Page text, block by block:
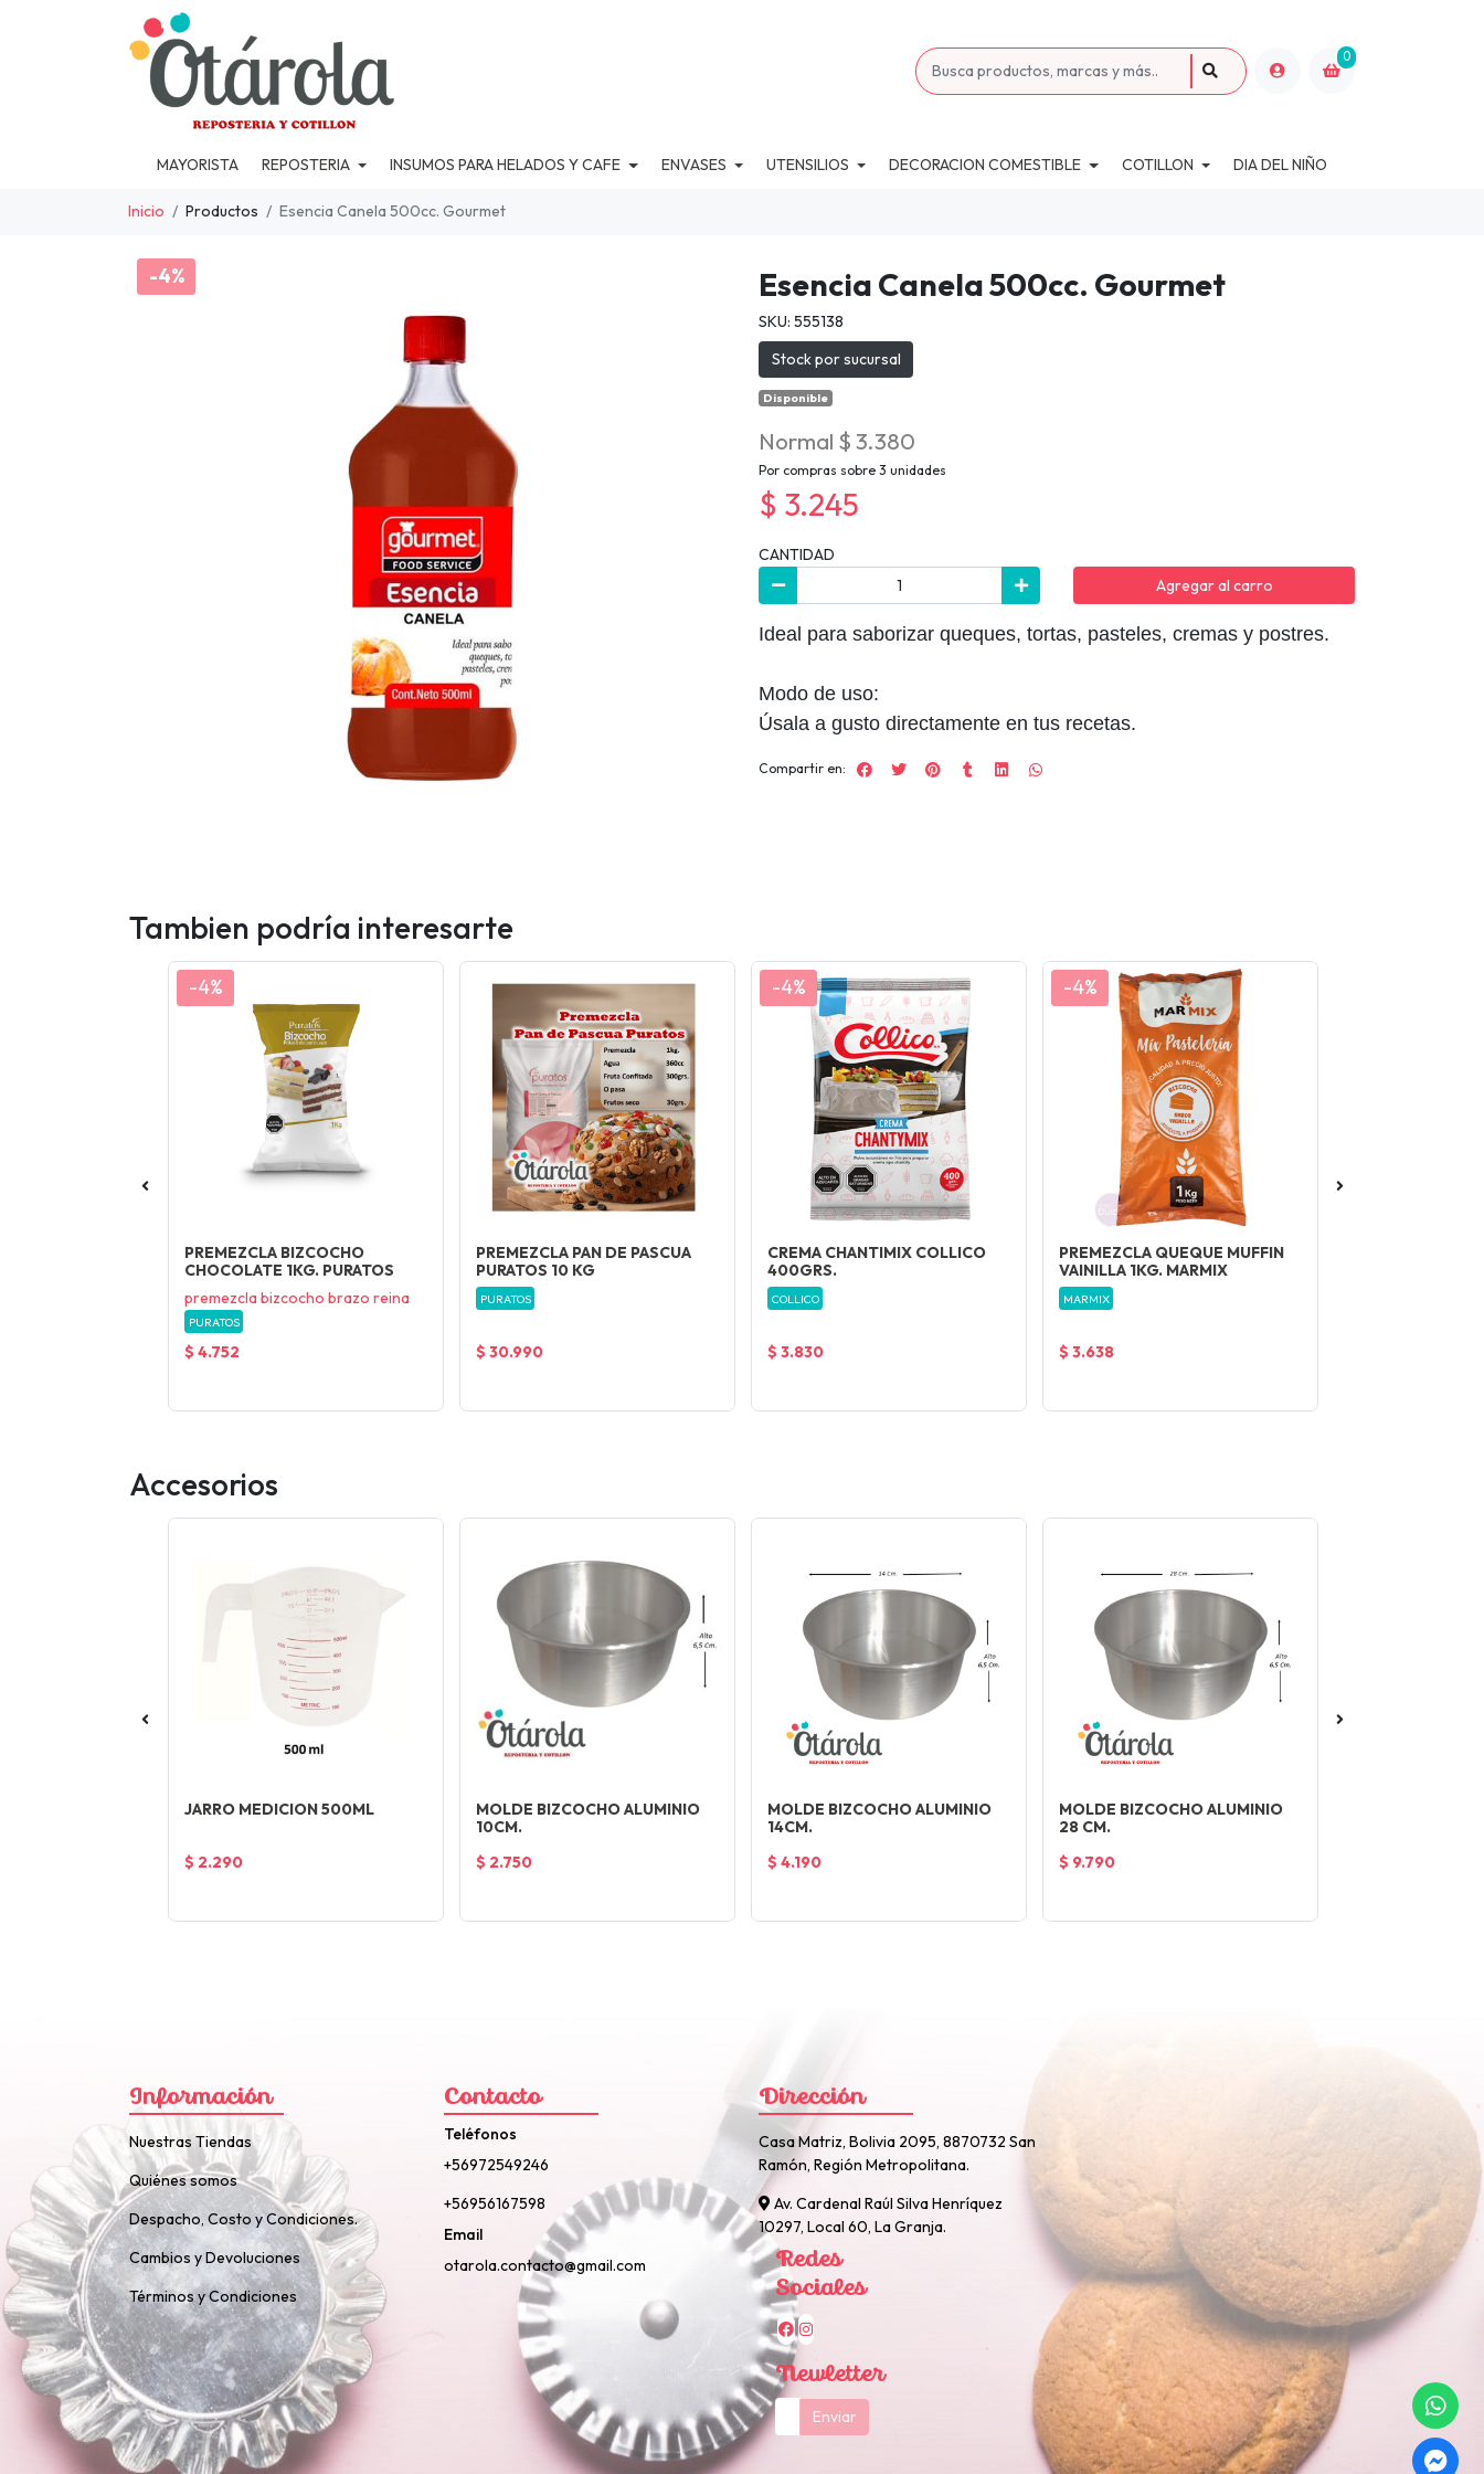
0
MAYORISTA REPOSTERIA INSUMOS PARA HELADOS Y CAFE ENVASES UTENSILIOS DECORACION COMESTIBLE COTILLON DIA DEL NIÑO
Inicio Productos Esencia Canela 500cc. Gourmet
-4% Esencia Canela 500cc. Gourmet
SKU: 555138
Stock por sucursal
Disponible
Normal $ 3.380
Por compras sobre 3 unidades
$ 3.245
CANTIDAD
Agregar al carro
Ideal para saborizar queques, tortas, pasteles, cremas y postres.
Modo de uso:
Úsala a gusto directamente en tus recetas.
Compartir en:
Tambien podría interesarte
-4%
PREMEZCLA BIZCOCHO
CHOCOLATE 1KG. PURATOS
premezcla bizcocho brazo reina
PURATOS
$ 4.752
PREMEZCLA PAN DE PASCUA
PURATOS 10 KG
PURATOS
$ 30.990
-4%
CREMA CHANTIMIX COLLICO
400GRS.
COLLICO
$ 3.830
-4%
PREMEZCLA QUEQUE MUFFIN
VAINILLA 1KG. MARMIX
MARMIX
$ 3.638
Accesorios
JARRO MEDICION 500ML
$ 2.290
MOLDE BIZCOCHO ALUMINIO
10CM.
$ 2.750
MOLDE BIZCOCHO ALUMINIO
14CM.
$ 4.190
MOLDE BIZCOCHO ALUMINIO
28 CM.
$ 9.790
Información
Nuestras Tiendas
Quiénes somos
Despacho, Costo y Condiciones.
Cambios y Devoluciones
Términos y Condiciones
Contacto
Teléfonos
+56972549246
+56956167598
Email
otarola.contacto@gmail.com
Dirección
Casa Matriz, Bolivia 2095, 8870732 San
Ramón, Región Metropolitana.
Av. Cardenal Raúl Silva Henríquez
10297, Local 60, La Granja.
Redes
Sociales
Newletter
Enviar